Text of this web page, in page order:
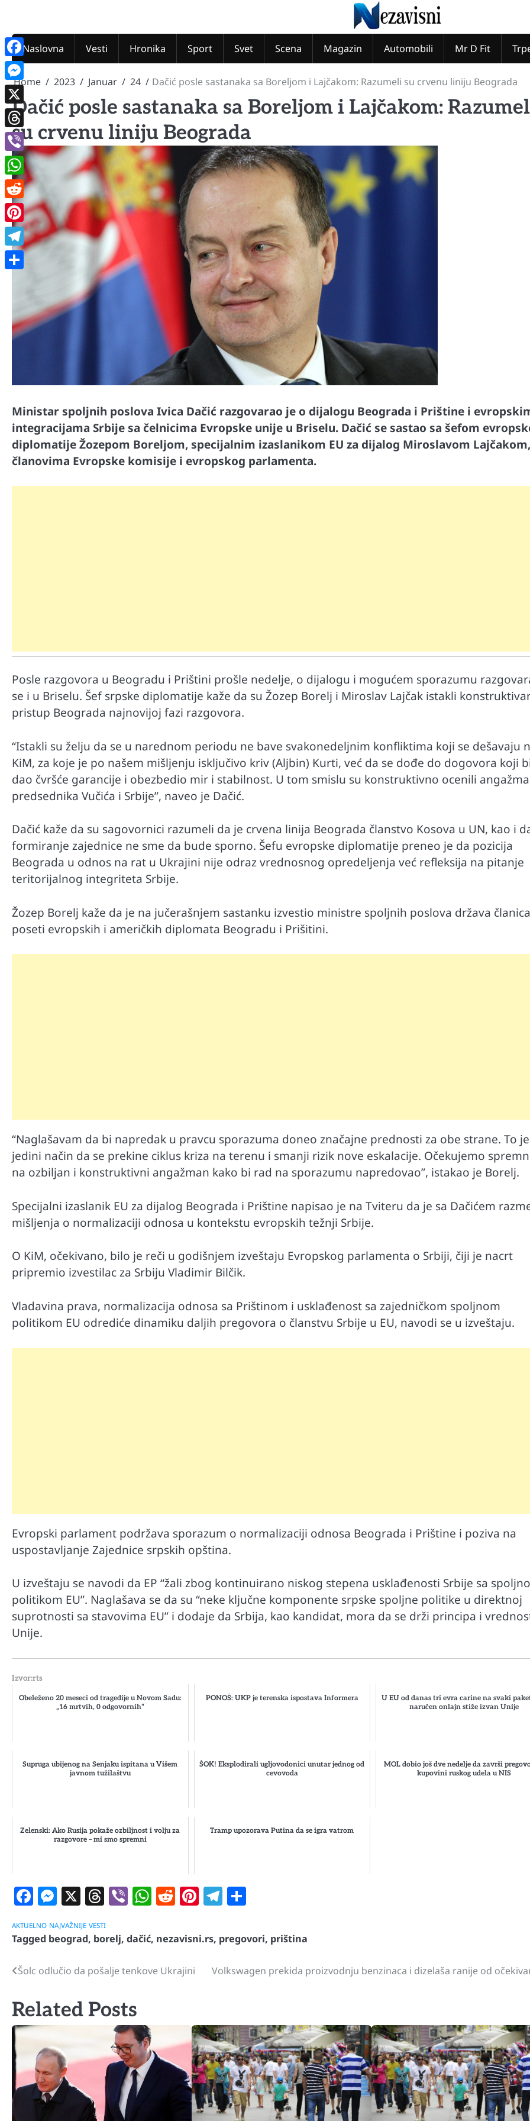
content
Naslovna
Vesti Hronika Sport Svet Scena Magazin Automobili Mr D Fit
Home 2023 Januar 24 Dačić posle sastanaka sa Boreljom i Lajčakom: Razumeli su crvenu liniju Beograda
Dačić posle sastanaka sa Boreljom i Lajčakom:
su crvenu liniju Beograda
Ministar spoljnih poslova Ivica Dačić razgovarao je o dijalogu Beograda i Prištine i
integracijama Srbije sa čelnicima Evropske unije u Briselu. Dačić se sastao sa šefom
diplomatije Žozepom Boreljom, specijalnim izaslanikom EU za dijalog Miroslavom Lajčakom,
članovima Evropske komisije i evropskog parlamenta.
Posle razgovora u Beogradu i Prištini prošle nedelje, o dijalogu i mogućem sporazumu
se i u Briselu. Šef srpske diplomatije kaže da su Žozep Borelj i Miroslav Lajčak istakli
pristup Beograda najnovijoj fazi razgovora.
“Istakli su želju da se u narednom periodu ne bave svakonedeljnim konfliktima koji se dešavaju
KiM, za koje je po našem mišljenju isključivo kriv (Aljbin) Kurti, već da se dođe do dogovora koji
dao čvršće garancije i obezbedio mir i stabilnost. U tom smislu su konstruktivno ocenili
predsednika Vučića i Srbije”, naveo je Dačić.
Dačić kaže da su sagovornici razumeli da je crvena linija Beograda članstvo Kosova u UN, kao i
formiranje zajednice ne sme da bude sporno. Šefu evropske diplomatije preneo je da pozicija
Beograda u odnos na rat u Ukrajini nije odraz vrednosnog opredeljenja već refleksija na pitanje
teritorijalnog integriteta Srbije.
Žozep Borelj kaže da je na jučerašnjem sastanku izvestio ministre spoljnih poslova država
poseti evropskih i američkih diplomata Beogradu i Prišitini.
“Naglašavam da bi napredak u pravcu sporazuma doneo značajne prednosti za obe strane. To je
jedini način da se prekine ciklus kriza na terenu i smanji rizik nove eskalacije. Očekujemo
na ozbiljan i konstruktivni angažman kako bi rad na sporazumu napredovao”, istakao je Borelj.
Specijalni izaslanik EU za dijalog Beograda i Prištine napisao je na Tviteru da je sa Dačićem
mišljenja o normalizaciji odnosa u kontekstu evropskih težnji Srbije.
O KiM, očekivano, bilo je reči u godišnjem izveštaju Evropskog parlamenta o Srbiji, čiji je nacrt
pripremio izvestilac za Srbiju Vladimir Bilčik.
Vladavina prava, normalizacija odnosa sa Prištinom i usklađenost sa zajedničkom spoljnom
politikom EU odrediće dinamiku daljih pregovora o članstvu Srbije u EU, navodi se u izveštaju.
Evropski parlament podržava sporazum o normalizaciji odnosa Beograda i Prištine i poziva na
uspostavljanje Zajednice srpskih opština.
U izveštaju se navodi da EP “žali zbog kontinuirano niskog stepena usklađenosti Srbije sa
politikom EU”. Naglašava se da su “neke ključne komponente srpske spoljne politike u direktnoj
suprotnosti sa stavovima EU” i dodaje da Srbija, kao kandidat, mora da se drži principa i
Unije.
Izvor:rts
Obeleženo 20 meseci od tragedije u Novom Sadu:
„16 mrtvih, 0 odgovornih“
PONOŠ: UKP je terenska ispostava Informera
U EU od danas tri evra carine na svaki
naručen onlajn stiže izvan Unije
Supruga ubijenog na Senjaku ispitana u Višem
javnom tužilaštvu
ŠOK! Eksplodirali ugljovodonici unutar jednog od
cevovoda
MOL dobio još dve nedelje da završi
kupovini ruskog udela u NIS
Zelenski: Ako Rusija pokaže ozbiljnost i volju za
razgovore – mi smo spremni
Tramp upozorava Putina da se igra vatrom
Facebook
Messenger
X Threads
ViberWhatsApp
Reddit
Pinterest
Telegram
AKTUELNO NAJVAŽNIJE VESTI
Tagged beograd, borelj, dačić, nezavisni.rs, pregovori, priština
Navigacija
Šolc odlučio da pošalje tenkove Ukrajini Volkswagen prekida proizvodnju benzinaca i dizelaša ranije od
Related Posts
Međunarodni dan voća – Jedite prirodne
poslastice, ali umereno!
Međunarodni dan voća – Jedite
poslastice, ali umereno!
Facebook
Messenger
X
Threads
Viber
WhatsApp
Reddit
Pinterest
Telegram